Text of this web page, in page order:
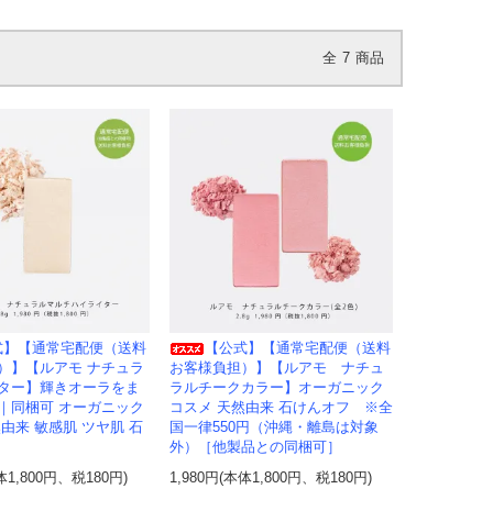
全 7 商品
】【通常宅配便（送料
】【ルアモ ナチュラ
ー】輝きオーラをま
同梱可 オーガニック
来 敏感肌 ツヤ肌 石
1,800円、税180円)
【公式】【通常宅配便（送料
お客様負担）】【ルアモ ナチュ
ラルチークカラー】オーガニック
コスメ 天然由来 石けんオフ ※全
国一律550円（沖縄・離島は対象
外）［他製品との同梱可］
1,980円(本体1,800円、税180円)